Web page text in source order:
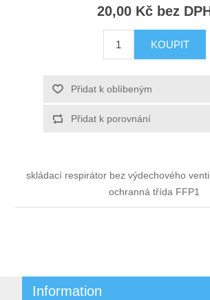
20,00 Kč bez
KOUPIT
Přidat k oblíbeným
Přidat k porovnání
skládací respirátor bez výdechového
ochranná třída FFP1
Information